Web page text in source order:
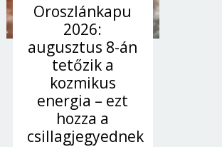
Oroszlánkapu
2026:
augusztus 8-án
tetőzik a
kozmikus
energia – ezt
hozza a
csillagjegyednek